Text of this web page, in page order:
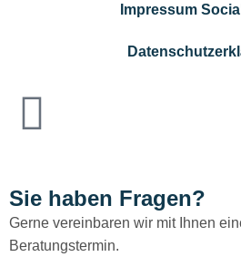
Impressum
Sie haben Fragen?
Gerne vereinbaren wir mit Ihnen
Beratungstermin.